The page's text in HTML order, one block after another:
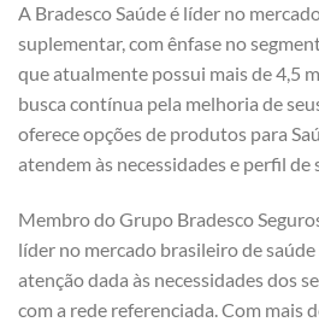
A Bradesco Saúde é líder no
suplementar, com ênfase no
que atualmente possui mais de 4,5
busca contínua pela melhoria de
oferece opções de produtos para
atendem às necessidades e perfil de
Membro do Grupo Bradesco
líder no mercado brasileiro de
atenção dada às necessidades dos
com a rede referenciada. Com mais